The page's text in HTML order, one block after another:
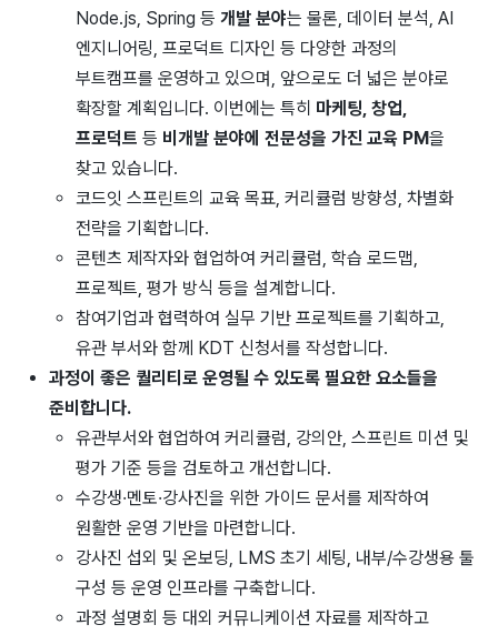
Node.js, Spring 등 개발 분야는 물론, 데이터 분석, AI
엔지니어링, 프로덕트 디자인 등 다양한 과정의
부트캠프를 운영하고 있으며, 앞으로도 더 넓은 분야로
확장할 계획입니다. 이번에는 특히 마케팅, 창업,
프로덕트 등 비개발 분야에 전문성을 가진 교육 PM을
찾고 있습니다.
코드잇 스프린트의 교육 목표, 커리큘럼 방향성, 차별화
전략을 기획합니다.
콘텐츠 제작자와 협업하여 커리큘럼, 학습 로드맵,
프로젝트, 평가 방식 등을 설계합니다.
참여기업과 협력하여 실무 기반 프로젝트를 기획하고,
유관 부서와 함께 KDT 신청서를 작성합니다.
과정이 좋은 퀄리티로 운영될 수 있도록 필요한 요소들을
준비합니다.
유관부서와 협업하여 커리큘럼, 강의안, 스프린트 미션 및
평가 기준 등을 검토하고 개선합니다.
수강생·멘토·강사진을 위한 가이드 문서를 제작하여
원활한 운영 기반을 마련합니다.
강사진 섭외 및 온보딩, LMS 초기 세팅, 내부/수강생용 툴
구성 등 운영 인프라를 구축합니다.
과정 설명회 등 대외 커뮤니케이션 자료를 제작하고